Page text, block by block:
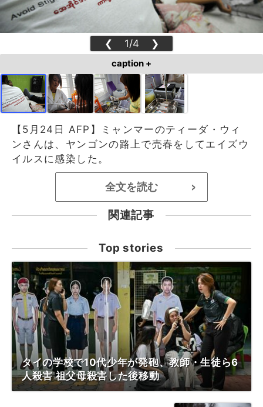
❮ 1/4 ❯
caption +
【5月24日 AFP】ミャンマーのティーダ・ウィ
ンさんは、ヤンゴンの路上で売春をしてエイズウ
イルスに感染した。
全文を読む >
関連記事
Top stories
タイの学校で10代少年が発砲、教師・生徒ら6
人殺害 祖父母殺害した後移動